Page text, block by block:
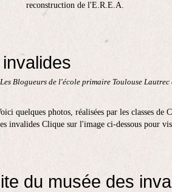
reconstruction de l'E.R.E.A.
Blogueurs de l'école primaire Toulouse Lautrec
quelques photos, réalisées par les classes de
invalides Clique sur l'image ci-dessous pour
du musée des